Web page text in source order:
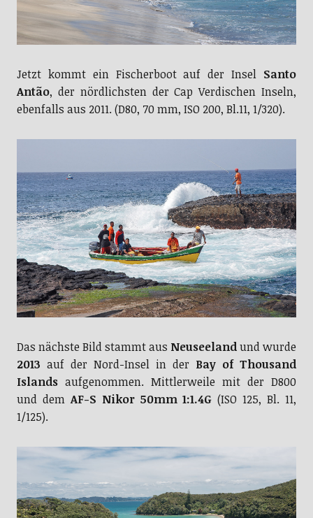
Jetzt kommt ein Fischerboot auf der Insel Santo
Antão, der nördlichsten der Cap Verdischen Inseln,
ebenfalls aus 2011. (D80, 70 mm, ISO 200, Bl.11, 1/320).
Das nächste Bild stammt aus Neuseelandund wurde
2013 auf der Nord-Insel in der Bay of Thousand
Islandsaufgenommen. Mittlerweile mit der D800
und demAF-S Nikor 50mm 1:1.4G (ISO 125, Bl. 11,
1/125).